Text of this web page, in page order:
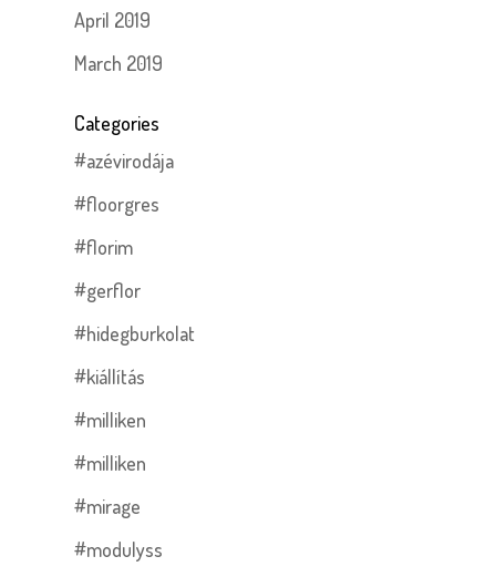
April 2019
March 2019
Categories
#azévirodája
#floorgres
#florim
#gerflor
#hidegburkolat
#kiállítás
#milliken
#milliken
#mirage
#modulyss